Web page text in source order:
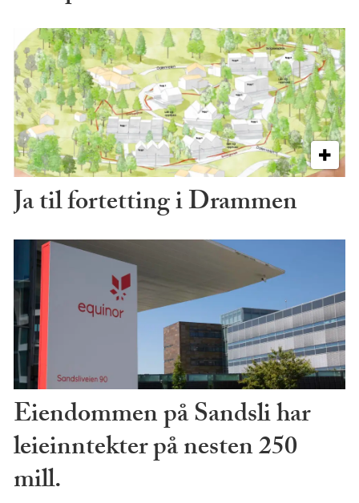
Ja til fortetting i Drammen
Eiendommen på Sandsli har
leieinntekter på nesten 250
mill.